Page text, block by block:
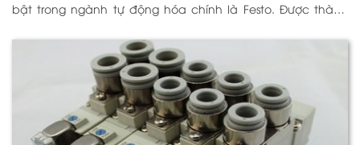
bật trong ngành tự động hóa chính là Festo. Được thành